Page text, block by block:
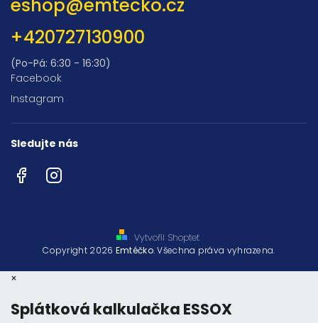
eshop@emtecko.cz
+420727130900
(Po-Pá: 6:30 - 16:30)
Facebook
Instagram
Sledujte nás
FacebookInstagram
Vytvořil Shoptet
Copyright 2026 Emtéčko. Všechna práva vyhrazena.
×
Splátková kalkulačka ESSOX